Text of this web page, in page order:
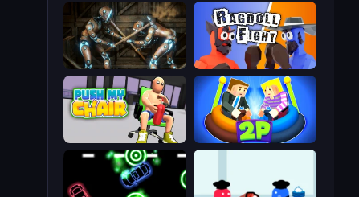
Ragdoll Fight
Striker Dummies
Ragdoll Arena 2 Player
Push My Chair